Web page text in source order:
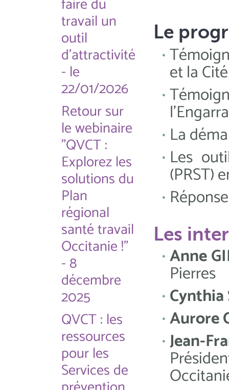
travail un
outil
d'attractivité
- le
22/01/2026
Retour sur
le webinaire
"QVCT :
Explorez les
solutions du
Plan
régional
santé travail
Occitanie !"
- 8
décembre
2025
QVCT : les
ressources
pour les
Services de
Le
et la
La
Les
(PRST)
Les
Anne
Pierres
Cynthia
Aurore
Jean-